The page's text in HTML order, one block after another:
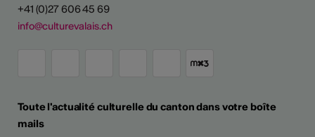
+41 (0)27 606 45 69
info@culturevalais.ch
Toute l'actualité culturelle du canton dans votre boîte
mails